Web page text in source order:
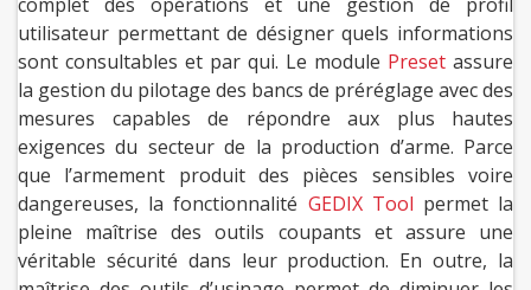
utilisateur permettant de désigner quels informations
sont consultables et par qui. Le module Preset assure
la gestion du pilotage des bancs de préréglage avec des
mesures capables de répondre aux plus hautes
exigences du secteur de la production d’arme. Parce
que l’armement produit des pièces sensibles voire
dangereuses, la fonctionnalité GEDIX Tool permet la
pleine maîtrise des outils coupants et assure une
véritable sécurité dans leur production. En outre, la